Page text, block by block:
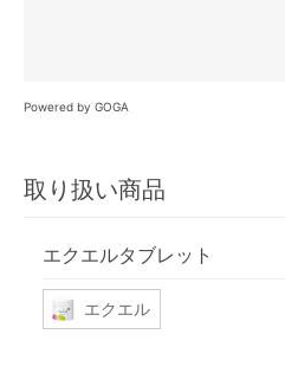
Powered by GOGA
取り扱い商品
エクエルタブレット
エクエル